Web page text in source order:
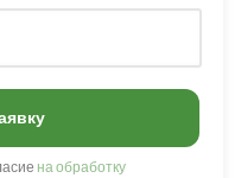
на обработку